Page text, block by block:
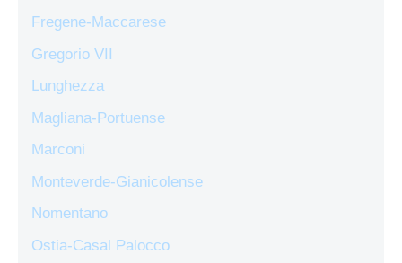
Fregene-Maccarese
Gregorio VII
Lunghezza
Magliana-Portuense
Marconi
Monteverde-Gianicolense
Nomentano
Ostia-Casal Palocco